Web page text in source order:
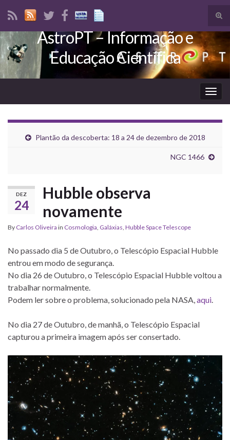
Search for:
AstroPT – Informação e
Educação Científica
Plantão da descoberta: 18 a 24 de dezembro de 2018
NGC 1466
DEZ
24
Hubble observa
novamente
By Carlos Oliveira in Cosmologia, Galáxias, Hubble Space Telescope
No passado dia 5 de Outubro, o Telescópio Espacial Hubble
entrou em modo de segurança.
No dia 26 de Outubro, o Telescópio Espacial Hubble voltou a
trabalhar normalmente.
Podem ler sobre o problema, solucionado pela NASA,aqui.
No dia 27 de Outubro, de manhã, o Telescópio Espacial
capturou a primeira imagem após ser consertado.